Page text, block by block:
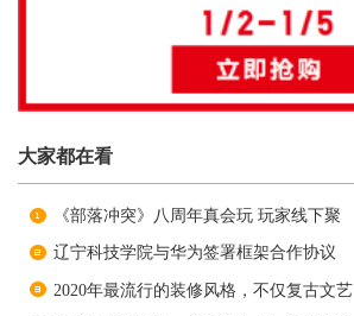
大家都在看
《部落冲突》八周年真会玩 玩家线下聚
辽宁科技学院与华为签署框架合作协议
2020年最流行的装修风格，不仅复古文艺